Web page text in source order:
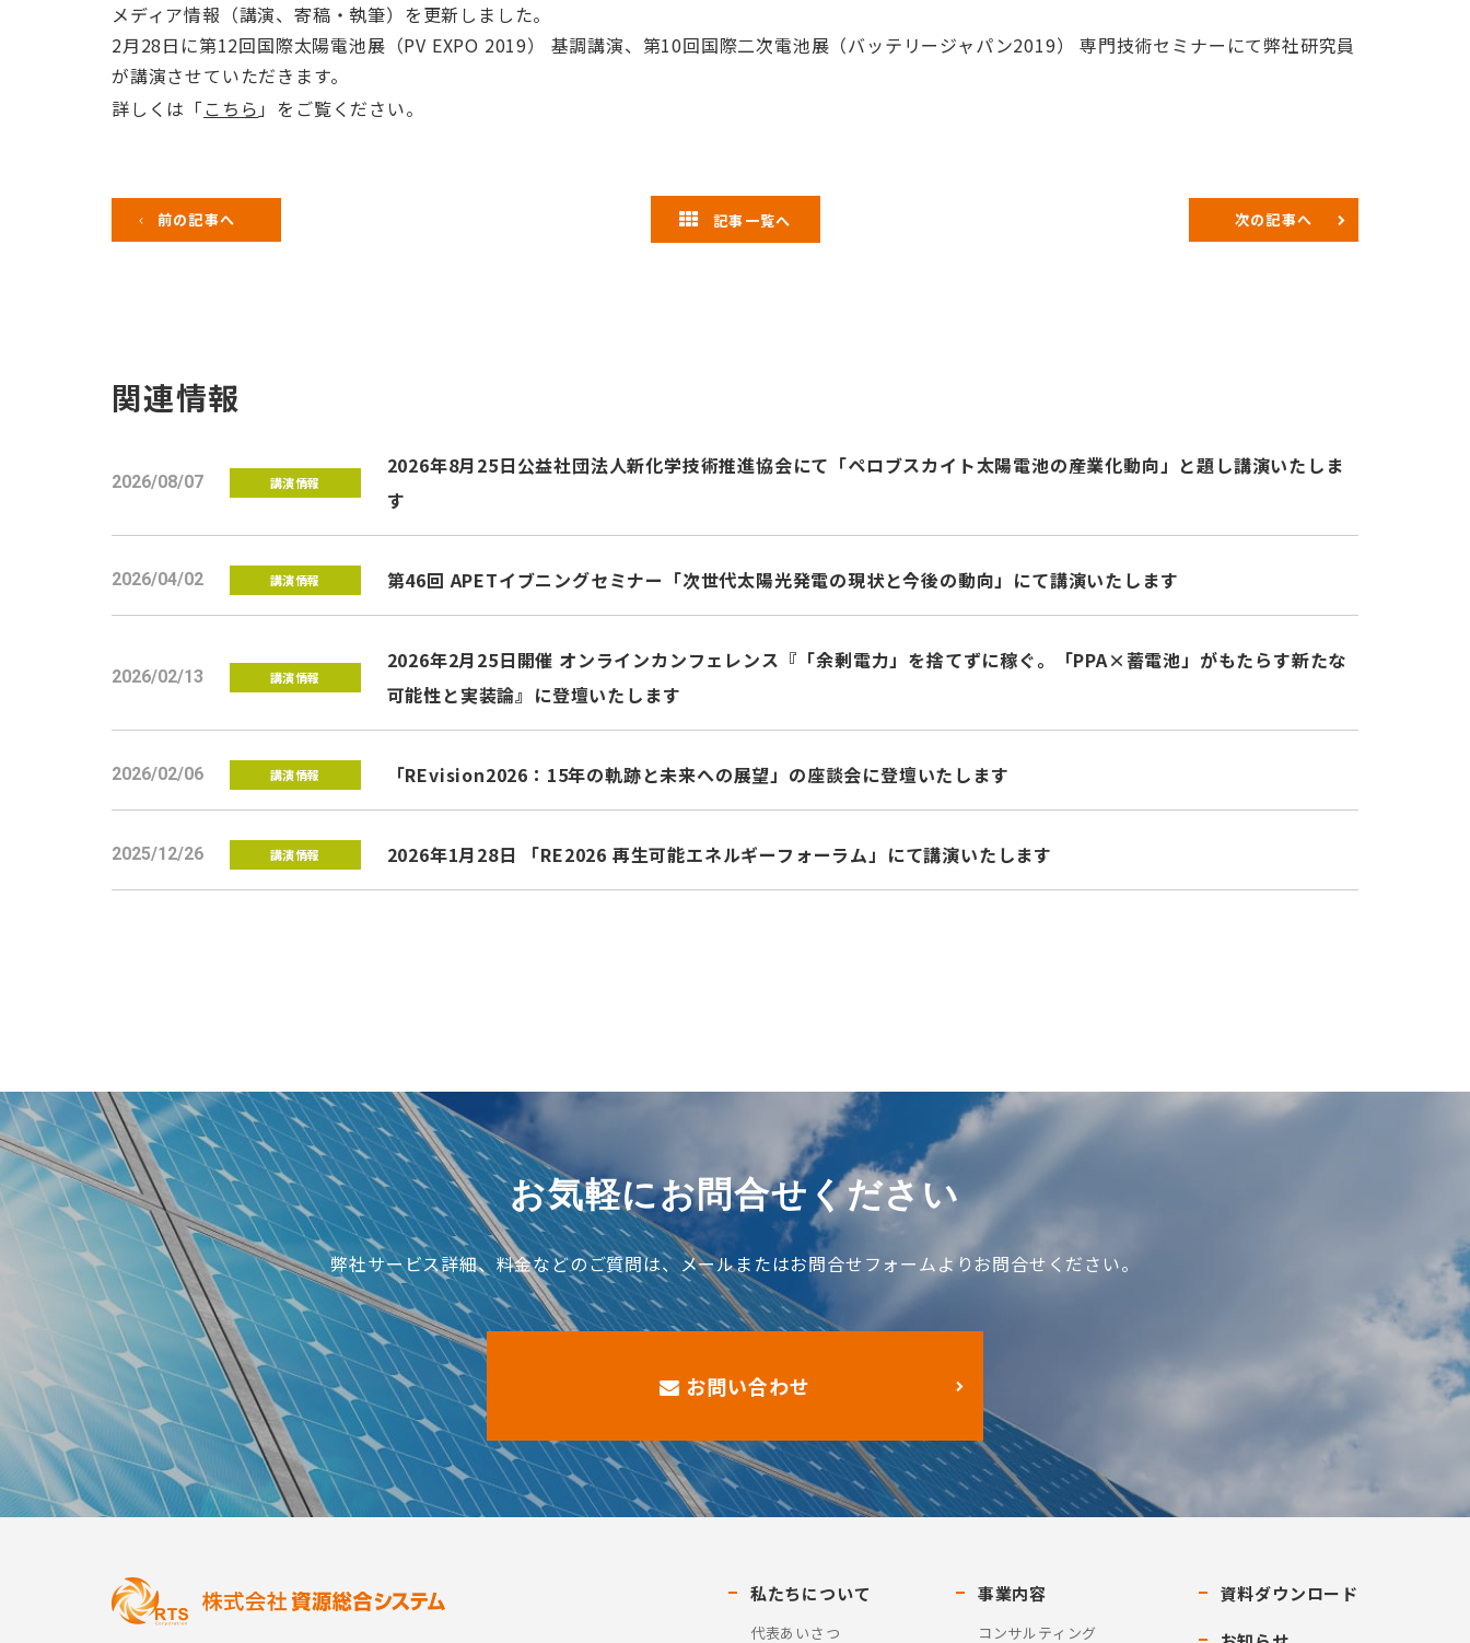
メディア情報（講演、寄稿・執筆）を更新しました。
2月28日に第12回国際太陽電池展（PV EXPO 2019） 基調講演、第10回国際二次電池展（バッテリージャパン2019） 専門技術セミナーにて弊社研究員
が講演させていただきます。
詳しくは「 こちら 」をご覧ください。
前の記事へ 記事一覧へ 次の記事へ
関連情報
2026/08/07 講演情報
2026年8月25日公益社団法人新化学技術推進協会にて「ペロブスカイト太陽電池の産業化動向」と題し講演いたしま
す
2026/04/02 講演情報 第46回 APETイブニングセミナー「次世代太陽光発電の現状と今後の動向」にて講演いたします
2026/02/13 講演情報
2026年2月25日開催 オンラインカンフェレンス『「余剰電力」を捨てずに稼ぐ。「PPA×蓄電池」がもたらす新たな
可能性と実装論』に登壇いたします
2026/02/06 講演情報 「REvision2026：15年の軌跡と未来への展望」の座談会に登壇いたします
2025/12/26 講演情報 2026年1月28日 「RE2026 再生可能エネルギーフォーラム」にて講演いたします
お気軽にお問合せください
弊社サービス詳細、料金などのご質問は、メールまたはお問合せフォームよりお問合せください。
お問い合わせ
私たちについて
代表あいさつ
事業内容
コンサルティング
資料ダウンロード